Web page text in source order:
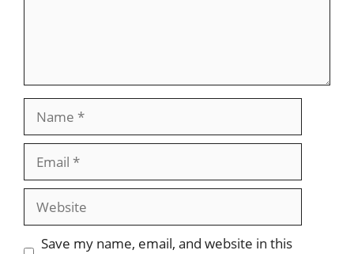
Website
Save my name, email, and website in this